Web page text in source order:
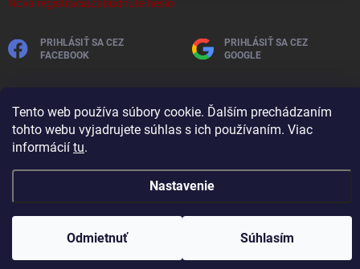
Tento web používa súbory cookie. Ďalším prechádzaním
tohto webu vyjadrujete súhlas s ich používaním. Viac
informácií tu.
Nastavenie
Odmietnuť Súhlasím
Nová registráciaZabudnuté heslo
PRIHLÁSIŤ SA CEZ
FACEBOOK
PRIHLÁSIŤ SA CEZ
GOOGLE
AutobaterieSkladom. Všetky práva vyhradené.